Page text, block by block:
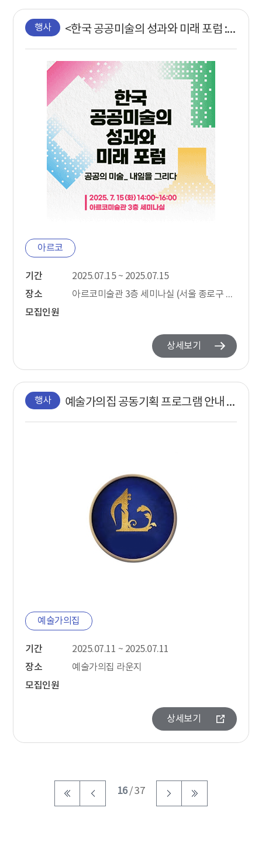
행사 <한국 공공미술의 성과와 미래 포럼 : 공공의 미술_내일을 그리다> 개최 안내
아르코
기간
2025.07.15 ~ 2025.07.15
장소
아르코미술관 3층 세미나실 (서울 종로구 동숭길3)
모집인원
상세보기
행사 예술가의집 공동기획 프로그램 안내 - 〈음악으로 읽는 책〉
예술가의집
기간
2025.07.11 ~ 2025.07.11
장소
예술가의집 라운지
모집인원
상세보기
16/ 37